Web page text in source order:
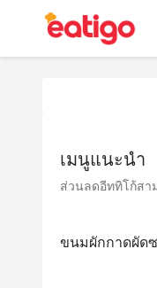
เมนูแนะนำ
ส่วนลดอีททิโก้สา
ขนมผักกาดผัด